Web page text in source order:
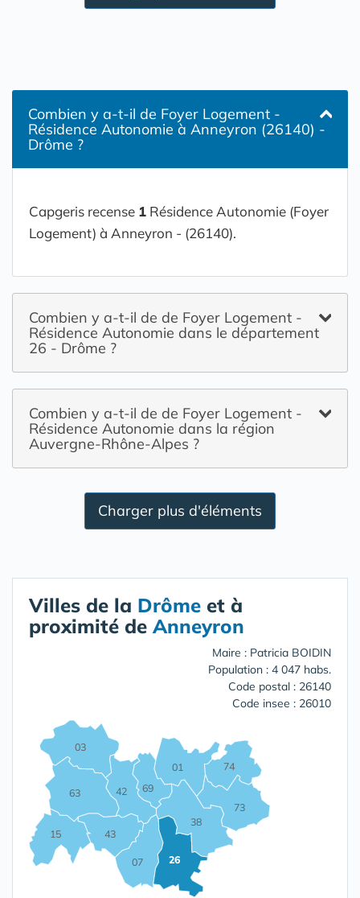
Combien y a-t-il de Foyer Logement -
Résidence Autonomie à Anneyron (26140) -
Drôme ?
Capgeris recense 1 Résidence Autonomie (Foyer
Logement) à Anneyron - (26140).
Combien y a-t-il de de Foyer Logement -
Résidence Autonomie dans le département
26 - Drôme ?
Combien y a-t-il de de Foyer Logement -
Résidence Autonomie dans la région
Auvergne-Rhône-Alpes ?
Charger plus d'éléments
Villes de la Drôme et à
proximité de Anneyron
Maire : Patricia BOIDIN
Population : 4 047 habs.
Code postal : 26140
Code insee : 26010
01
03
07
15
26
38
42
43
63
69
73
74